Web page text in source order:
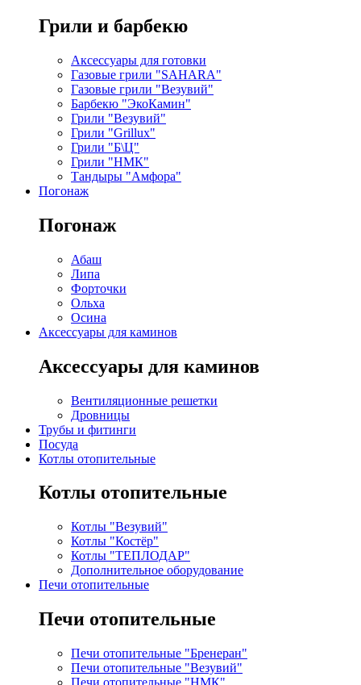
Грили и барбекю
Аксессуары для готовки
Газовые грили "SAHARA"
Газовые грили "Везувий"
Барбекю "ЭкоКамин"
Грили "Везувий"
Грили "Grillux"
Грили "Б\Ц"
Грили "НМК"
Тандыры "Амфора"
Погонаж
Погонаж
Абаш
Липа
Форточки
Ольха
Осина
Аксессуары для каминов
Аксессуары для каминов
Вентиляционные решетки
Дровницы
Трубы и фитинги
Посуда
Котлы отопительные
Котлы отопительные
Котлы "Везувий"
Котлы "Костёр"
Котлы "ТЕПЛОДАР"
Дополнительное оборудование
Печи отопительные
Печи отопительные
Печи отопительные "Бренеран"
Печи отопительные "Везувий"